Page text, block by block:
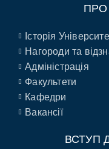
ПРО
Історія
Нагороди та
Адміністрація
Факультети
Кафедри
Вакансії
ВСТУП